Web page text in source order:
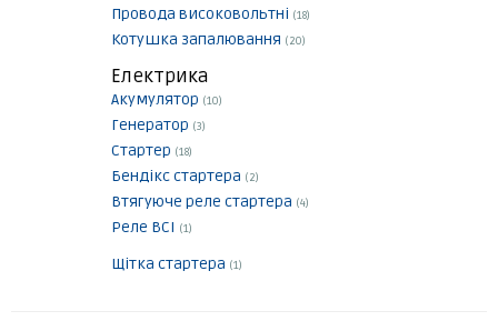
Провода високовольтні (18)
Котушка запалювання (20)
Електрика
Акумулятор (10)
Генератор (3)
Стартер (18)
Бендікс стартера (2)
Втягуюче реле стартера (4)
Реле ВСІ (1)
Щітка стартера (1)